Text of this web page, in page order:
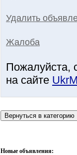
Удалить
Жалоба
Пожалуйста,
на сайте
Новые объявления: